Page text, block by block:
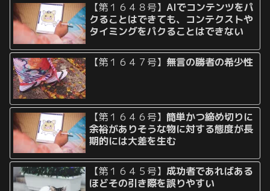
【第１６４８号】AIでコンテンツをパ
クることはできても、コンテクストや
タイミングをパクることはできない
【第１６４７号】 無言の勝者の希少性
【第１６４６号】簡単かつ締め切りに
余裕がありそうな物に対する態度が長
期的には大差を生む
【第１６４５号】成功者であればある
ほどその引き際を誤りやすい